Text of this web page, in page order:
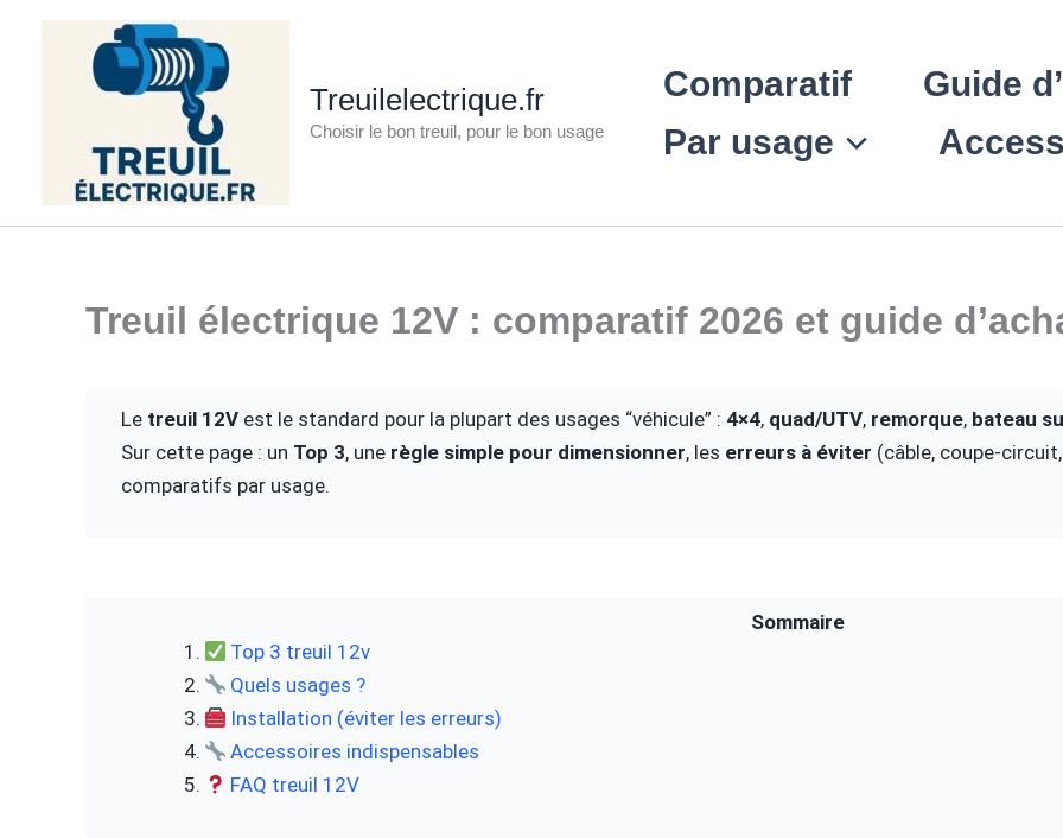
Treuilelectrique.fr
Choisir le bon treuil, pour le bon usage
Comparatif Guide
Par usage
Treuil électrique 12V : comparatif 2026 et guide
Le treuil 12V est le standard pour la plupart des usages “véhicule” : 4×4, quad/UTV, remorque, bateau
Sur cette page : un Top 3, une règle simple pour dimensionner, les erreurs à éviter (câble, coupe-
comparatifs par usage.
Sommaire
Top 3 treuil 12v
Quels usages ?
Installation (éviter les erreurs)
Accessoires indispensables
FAQ treuil 12V